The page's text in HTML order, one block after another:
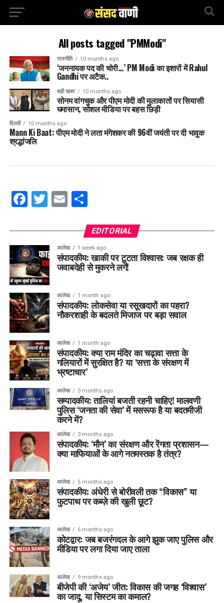
All posts tagged "PMModi"
राजनीति 10 months ago
‘जननायक पद की चोरी…’ PM Modi का इशारों में Rahul
Gandhi पर अटैक..
बड़ी खबर 10 months ago
सोनम वांगचुक और पीएम मोदी की मुलाकातों पर सियासी
घमासान, सोशल मीडिया पर बहस छिड़ी
दिल्ली 10 months ago
Mann Ki Baat: पीएम मोदी ने लता मंगेशकर की 96वीं जयंती पर दी भावुक
श्रद्धांजलि
Facebook
Twitter
EmailShare
EDITORIAL
आलेख 1 week ago
संपादकीय: खाकी पर टूटता विश्वास: जब रक्षक ही
जवाबदेही से मुकरने लगें!
आलेख 1 month ago
संपादकीय: लोकसेवा या रसूखदारों का पहरा?
नौकरशाही के बदलते मिजाज पर बड़ा सवाल
आलेख 1 month ago
संपादकीय: क्या राम मंदिर का चढ़ावा सत्ता के
गलियारों में सुरक्षित है? या ‘सत्ता के संरक्षण में
भ्रष्टाचार’
आलेख 3 months ago
सम्पादकीय: तालियां बजती रहनी चाहिए! मालवणी
पुलिस ‘जनता की सेवा’ में मसरूफ है या बदतमीजी
करने में?
आलेख 3 months ago
संपादकीय: ‘मौन’ का संरक्षण और रेंगता प्रशासन—
क्या माफियाओं के आगे नतमस्तक है तंत्र?
आलेख 5 months ago
संपादकीय: अंधेरी से बोरीवली तक “विकास” या
फुटपाथ पर कब्ज़े की खुली छूट?
आलेख 6 months ago
कोटद्वार: जब बजरंगदल के आगे झुक जाए पुलिस और
मीडिया पर लगा दिया जाए ताला
आलेख 9 months ago
बीजेपी की ‘अजेय’ जीत: विकास की जगह ‘विश्वास’
का जादू, या सिस्टम का कमाल?